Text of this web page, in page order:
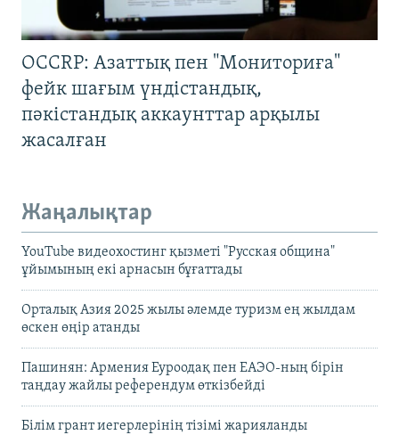
OCCRP: Азаттық пен "Мониториға"
фейк шағым үндістандық,
пәкістандық аккаунттар арқылы
жасалған
Жаңалықтар
YouTube видеохостинг қызметі "Русская община"
ұйымының екі арнасын бұғаттады
Орталық Азия 2025 жылы әлемде туризм ең жылдам
өскен өңір атанды
Пашинян: Армения Еуроодақ пен ЕАЭО-ның бірін
таңдау жайлы референдум өткізбейді
Білім грант иегерлерінің тізімі жарияланды